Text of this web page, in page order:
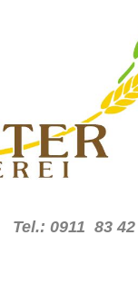
Tel.: 0911 83 42